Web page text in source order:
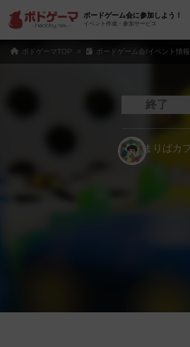
ボードゲーム会に参加しよう！
イベント作成・参加サービス
ボドゲーマTOP ボードゲーム会/イベント情報
終了